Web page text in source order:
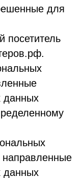
для
посетитель
данных
данных